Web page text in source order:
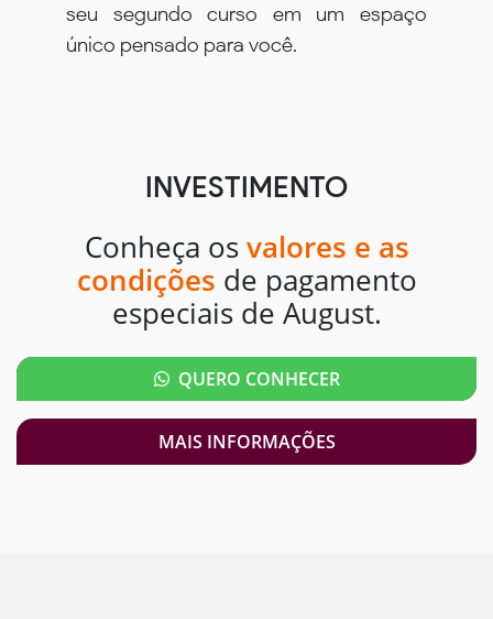
seu segundo curso em um espaço
único pensado para você.
INVESTIMENTO
Conheça os valores e as
condições de pagamento
especiais de August.
QUERO CONHECER
MAIS INFORMAÇÕES